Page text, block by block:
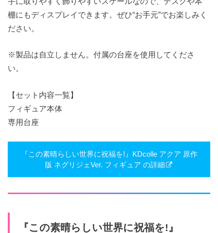
棚にもディスプレイできます。ぜひ“お手元”でお楽しみく
ださい。
※製品は自立しません。付属の台座を使用してくださ
い。
【セット内容一覧】
フィギュア本体
専用台座
『この素晴らしい世界に祝福を!』KDcolle アクア 原作
版 ネグリジェVer. フィギュア の詳細
『この素晴らしい世界に祝福を!』